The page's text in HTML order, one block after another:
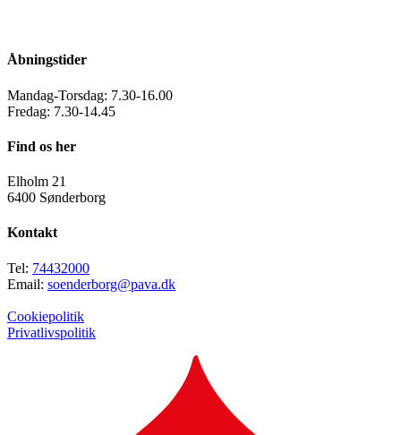
Åbningstider
Mandag-Torsdag: 7.30-16.00
Fredag: 7.30-14.45
Find os her
Elholm 21
6400 Sønderborg
Kontakt
Tel: 74432000
Email: soenderborg@pava.dk
Cookiepolitik
Privatlivspolitik